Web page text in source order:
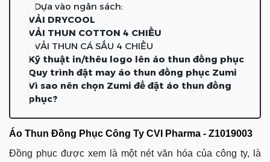
Dựa vào ngân sách:
VẢI DRYCOOL
VẢI THUN COTTON 4 CHIỀU
VẢI THUN CÁ SẤU 4 CHIỀU
Kỹ thuật in/thêu logo lên áo thun đồng phục
Quy trình đặt may áo thun đồng phục Zumi
Vì sao nên chọn Zumi để đặt áo thun đồng
phục?
Áo Thun Đồng Phục Công Ty CVI Pharma - Z1019003
Đồng phục được xem là một nét văn hóa của công ty, là